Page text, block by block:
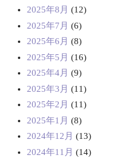
2025年8月 (12)
2025年7月 (6)
2025年6月 (8)
2025年5月 (16)
2025年4月 (9)
2025年3月 (11)
2025年2月 (11)
2025年1月 (8)
2024年12月 (13)
2024年11月 (14)